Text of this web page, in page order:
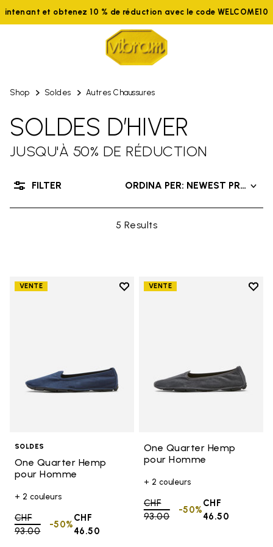
et obtenez 10 % de réduction avec le code WELCOME10
Shop Soldes Autres Chaussures
SOLDES D’HIVER
JUSQU'À 50% DE RÉDUCTION
5 Results
ORDINA PER: NEWEST
FILTER
VENTE
Add to wishlist
SOLDES
One Quarter Hemp
pour Homme
+ 2 couleurs
Price reduced from
CHF
93.00to
CHF
46.50
-50%
VENTE
Add
One Quarter Hemp
pour Homme
+ 2 couleurs
Price reduced from
CHF
93.00to
CHF
46.50
-50%